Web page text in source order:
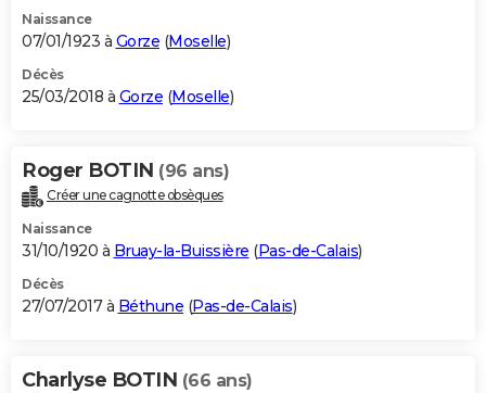
Naissance
07/01/1923 à Gorze (Moselle)
Décès
25/03/2018 à Gorze (Moselle)
Roger BOTIN (96 ans)
Créer une cagnotte obsèques
Naissance
31/10/1920 à Bruay-la-Buissière (Pas-de-Calais)
Décès
27/07/2017 à Béthune (Pas-de-Calais)
Charlyse BOTIN (66 ans)